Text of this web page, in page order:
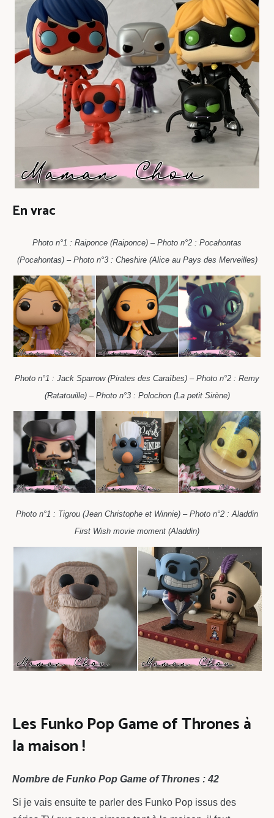
En vrac
Photo n°1 : Raiponce (Raiponce) – Photo n°2 : Pocahontas
(Pocahontas) – Photo n°3 : Cheshire (Alice au Pays des Merveilles)
Photo n°1 : Jack Sparrow (Pirates des Caraïbes) – Photo n°2 : Remy
(Ratatouille) – Photo n°3 : Polochon (La petit Sirène)
Photo n°1 : Tigrou (Jean Christophe et Winnie) – Photo n°2 :Aladdin
First Wish movie moment (Aladdin)
Les Funko Pop Game of Thrones à
la maison !
Nombre de Funko Pop Game of Thrones : 42
Si je vais ensuite te parler des Funko Pop issus des